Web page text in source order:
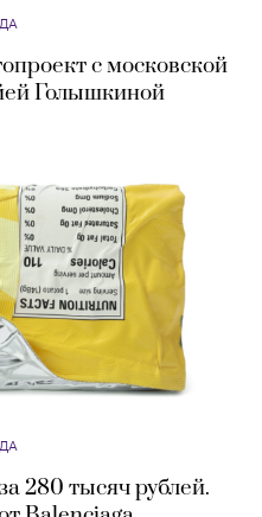
с московской
Голышкиной
280 тысяч рублей.